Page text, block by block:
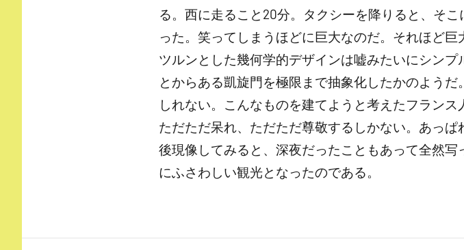
る。西に走ること20分。タクシーを降りると、そ
った。笑ってしまうほどに巨大なのだ。それほど
ツルンとした幾何学的デザインは嘘みたいにシン
とからある凱旋門を極限まで抽象化したかのよう
しれない。こんなものを建てようと考えたフラン
ただただ呆れ、ただただ尊敬するしかない。あっ
後現像してみると、深夜だったこともあって全然
にふさわしい観光となったのである。